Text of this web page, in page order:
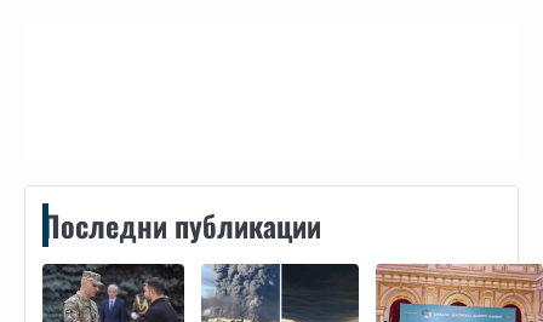
Последни публикации